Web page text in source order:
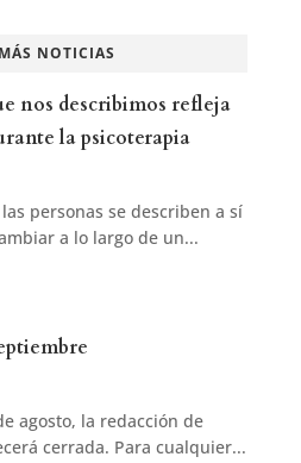
MÁS NOTICIAS
nos describimos refleja
la psicoterapia
personas se describen a sí
a lo largo de un...
agosto, la redacción de
cerrada. Para cualquier...